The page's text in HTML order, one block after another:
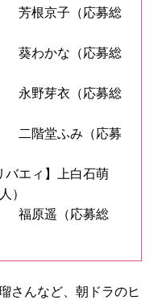
芳根京子（応募総
葵わかな（応募総
永野芽衣（応募総
階堂ふみ（応募
バエィ】上白石萌
）
福原遥（応募総
さんなど、朝ドラのヒ